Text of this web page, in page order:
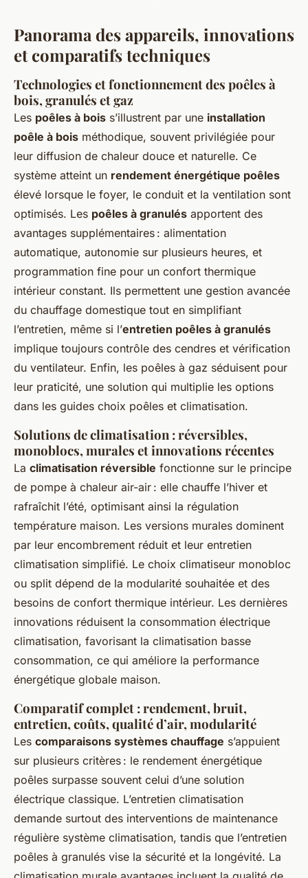
Panorama des appareils, innovations
et comparatifs techniques
Technologies et fonctionnement des poêles à
bois, granulés et gaz
Les poêles à bois s’illustrent par une installation
poêle à bois méthodique, souvent privilégiée pour
leur diffusion de chaleur douce et naturelle. Ce
système atteint un rendement énergétique poêles
élevé lorsque le foyer, le conduit et la ventilation sont
optimisés. Les poêles à granulés apportent des
avantages supplémentaires : alimentation
automatique, autonomie sur plusieurs heures, et
programmation fine pour un confort thermique
intérieur constant. Ils permettent une gestion avancée
du chauffage domestique tout en simplifiant
l’entretien, même si l’entretien poêles à granulés
implique toujours contrôle des cendres et vérification
du ventilateur. Enfin, les poêles à gaz séduisent pour
leur praticité, une solution qui multiplie les options
dans les guides choix poêles et climatisation.
Solutions de climatisation : réversibles,
monoblocs, murales et innovations récentes
La climatisation réversible fonctionne sur le principe
de pompe à chaleur air-air : elle chauffe l’hiver et
rafraîchit l’été, optimisant ainsi la régulation
température maison. Les versions murales dominent
par leur encombrement réduit et leur entretien
climatisation simplifié. Le choix climatiseur monobloc
ou split dépend de la modularité souhaitée et des
besoins de confort thermique intérieur. Les dernières
innovations réduisent la consommation électrique
climatisation, favorisant la climatisation basse
consommation, ce qui améliore la performance
énergétique globale maison.
Comparatif complet : rendement, bruit,
entretien, coûts, qualité d’air, modularité
Les comparaisons systèmes chauffage s’appuient
sur plusieurs critères : le rendement énergétique
poêles surpasse souvent celui d’une solution
électrique classique. L’entretien climatisation
demande surtout des interventions de maintenance
régulière système climatisation, tandis que l’entretien
poêles à granulés vise la sécurité et la longévité. La